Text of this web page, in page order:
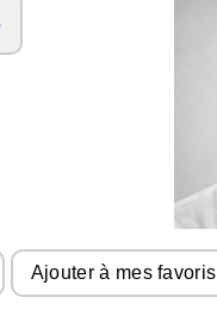
Ajouter à mes favoris